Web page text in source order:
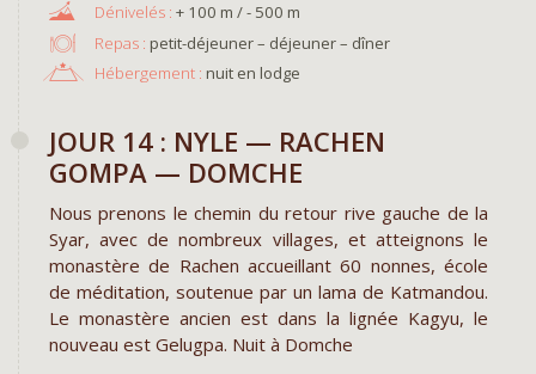
+ 100 m / - 500 m
Repas : petit-déjeuner – déjeuner – dîner
Hébergement : nuit en lodge
JOUR 14 : NYLE — RACHEN
GOMPA — DOMCHE
Nous prenons le chemin du retour rive gauche de la
Syar, avec de nombreux villages, et atteignons le
monastère de Rachen accueillant 60 nonnes, école
de méditation, soutenue par un lama de Katmandou.
Le monastère ancien est dans la lignée Kagyu, le
nouveau est Gelugpa. Nuit à Domche